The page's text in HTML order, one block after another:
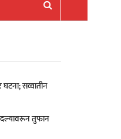
घटना; सव्वातीन
तुफान